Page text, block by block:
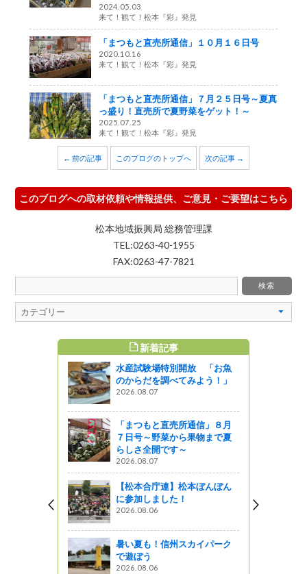
2024.05.03
来て！観て！松本『彩』発見
「まつもと直売所通信」１０月１６日号
2020.10.16
来て！観て！松本『彩』発見
「まつもと直売所通信」７月２５日号～夏真
っ盛り！直売所で夏野菜をゲット！～
2025.07.25
来て！観て！松本『彩』発見
← 前の記事 このブログのトップへ 次の記事 →
このブログへの取材依頼や情報提供、ご意見・ご要望はこちら
松本地域振興局 総務管理課
TEL:0263-40-1955
FAX:0263-47-7821
新着記事
水産試験場特別開放 「お魚
のからだを調べてみよう！」
2026.08.07
「まつもと直売所通信」８月
７日号～野菜から果物まで夏
らしさ全開です～
2026.08.07
【松本合庁連】松本ぼんぼん
に参加しました！
2026.08.06
暑い夏も！信州スカイパーク
で遊ぼう
2026.08.06